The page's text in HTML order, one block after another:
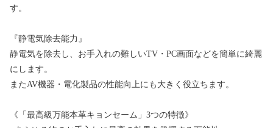
す。
『静電気除去能力』
静電気を除去し、お手入れの難しいTV・PC画面などを簡単に綺麗
にします。
またAV機器・電化製品の性能向上にも大きく役立ちます。
《「最高級万能本革キョンセーム」3つの特徴》